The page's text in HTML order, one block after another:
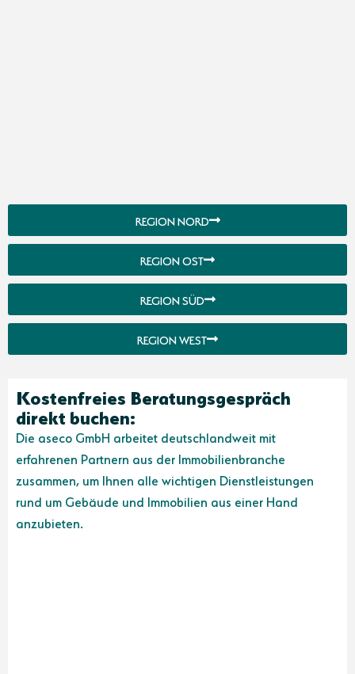
REGION NORD
REGION OST
REGION SÜD
REGION WEST
Kostenfreies Beratungsgespräch
direkt buchen:
Die aseco GmbH arbeitet deutschlandweit mit
erfahrenen Partnern aus der Immobilienbranche
zusammen, um Ihnen alle wichtigen Dienstleistungen
rund um Gebäude und Immobilien aus einer Hand
anzubieten.